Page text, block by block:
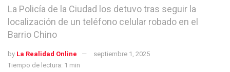
La Policía de la Ciudad los detuvo tras seguir la
localización de un teléfono celular robado en el
Barrio Chino
by La Realidad Online
septiembre 1, 2025
Tiempo de lectura: 1 min